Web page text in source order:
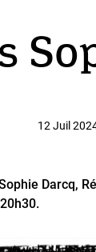
12 Juil
Darcq,